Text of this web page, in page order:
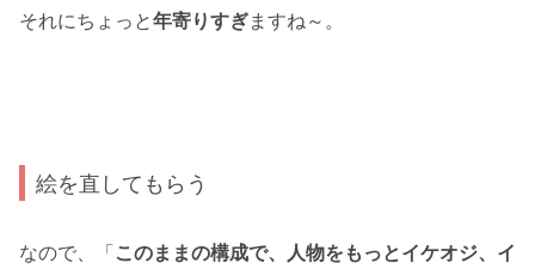
それにちょっと年寄りすぎますね～。
絵を直してもらう
なので、「 このままの構成で、人物をもっとイケオジ、イ